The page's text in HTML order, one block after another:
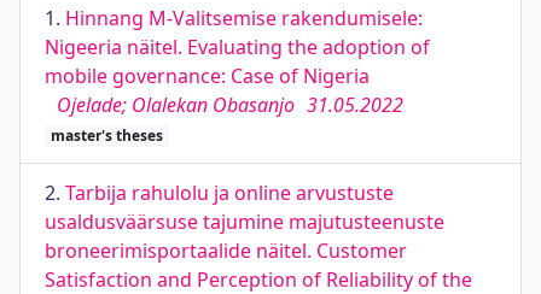
1. Hinnang M-Valitsemise rakendumisele:
Nigeeria näitel. Evaluating the adoption of
mobile governance: Case of Nigeria
Ojelade; Olalekan Obasanjo 31.05.2022
master's theses
2. Tarbija rahulolu ja online arvustuste
usaldusväärsuse tajumine majutusteenuste
broneerimisportaalide näitel. Customer
Satisfaction and Perception of Reliability of the